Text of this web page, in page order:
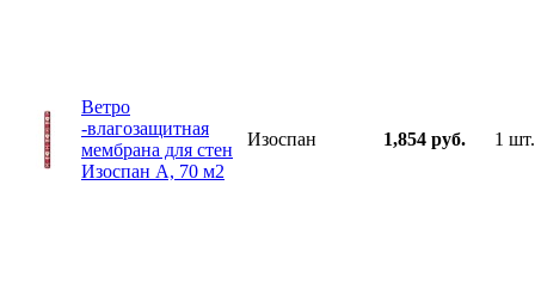
Ветро
-влагозащитная
мембрана для стен
Изоспан А, 70 м2
Изоспан 1,854 руб. 1 шт.